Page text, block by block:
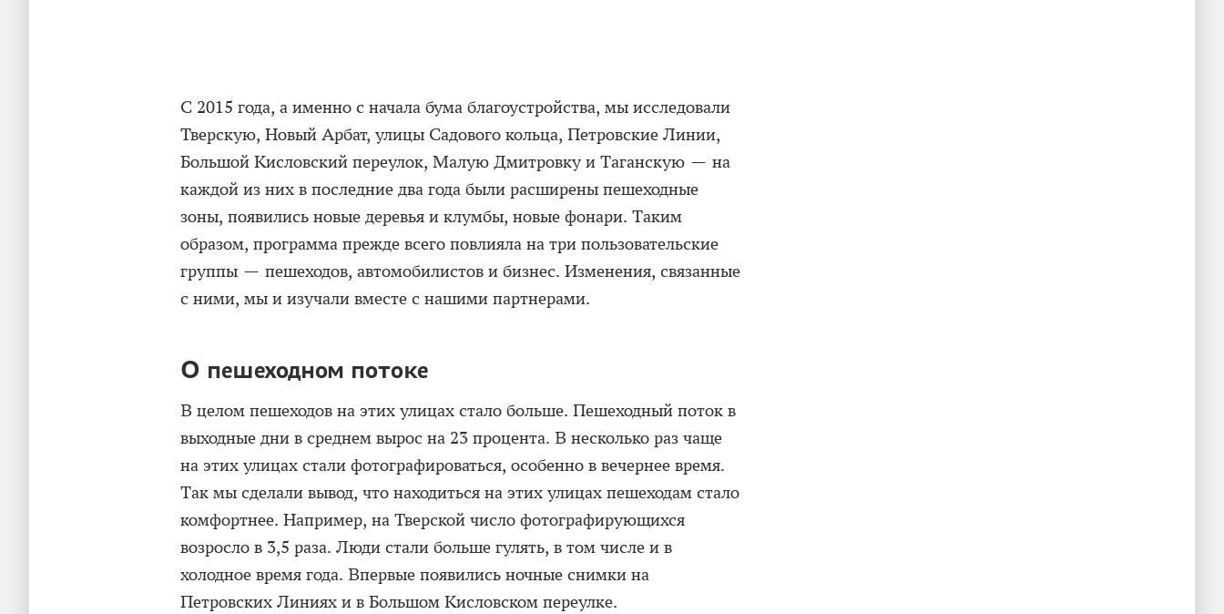
С 2015 года, а именно с начала бума благоустройства, мы исследовали
Тверскую, Новый Арбат, улицы Садового кольца, Петровские Линии,
Большой Кисловский переулок, Малую Дмитровку и Таганскую — на
каждой из них в последние два года были расширены пешеходные
зоны, появились новые деревья и клумбы, новые фонари. Таким
образом, программа прежде всего повлияла на три пользовательские
группы — пешеходов, автомобилистов и бизнес. Изменения, связанные
с ними, мы и изучали вместе с нашими партнерами.
О пешеходном потоке
В целом пешеходов на этих улицах стало больше. Пешеходный поток в
выходные дни в среднем вырос на 23 процента. В несколько раз чаще
на этих улицах стали фотографироваться, особенно в вечернее время.
Так мы сделали вывод, что находиться на этих улицах пешеходам стало
комфортнее. Например, на Тверской число фотографирующихся
возросло в 3,5 раза. Люди стали больше гулять, в том числе и в
холодное время года. Впервые появились ночные снимки на
Петровских Линиях и в Большом Кисловском переулке.